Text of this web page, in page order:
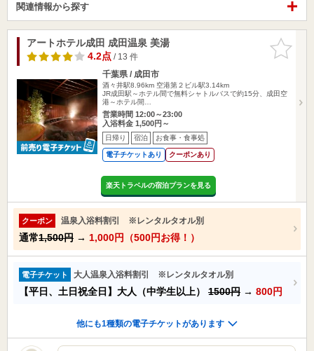
関連情報から探す
お気に入
りに追加
アートホテル成田 成田温泉 美湯
4.2点/ 13 件
千葉県 / 成田市
酒々井駅8.96km 空港第２ビル駅3.14km
JR成田駅～ホテル間で無料シャトルバスで約15分、成田空
港～ホテル間…
営業時間 12:00～23:00
入浴料金 1,500円～
日帰り 宿泊 お食事・食事処
電子チケットあり クーポンあり
楽天トラベルの宿泊プランを見る
クーポン 温泉入浴料割引 ※レンタルタオル別
通常1,500円 → 1,000円（500円お得！）
電子チケット 大人温泉入浴料割引 ※レンタルタオル別
【平日、土日祝全日】大人（中学生以上） 1500円 → 800円
他にも1種類の電子チケットがあります